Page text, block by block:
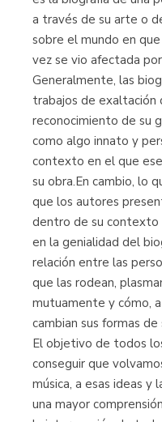
a través de su arte o
sobre el mundo en
vez se vio afectada
Generalmente, las
trabajos de exaltación
reconocimiento de su
como algo innato y
contexto en el que
su obra.En cambio, lo
que los autores
dentro de su contexto
en la genialidad del
relación entre las
que las rodean,
mutuamente y cómo,
cambian sus formas
El objetivo de todos
conseguir que
música, a esas ideas y
una mayor